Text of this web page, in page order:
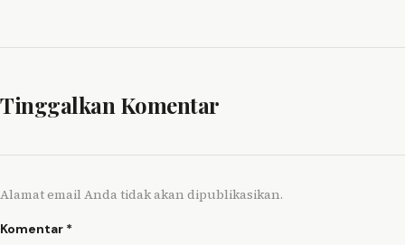
Tinggalkan Komentar
Alamat email Anda tidak akan dipublikasikan.
Komentar *